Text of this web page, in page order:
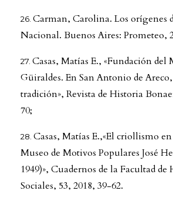
Carman, Carolina. Los orígenes
Nacional. Buenos Aires: Prometeo,
Casas, Matías E., «Fundación del
Güiraldes. En San Antonio de
tradición», Revista de Historia
70;
Casas, Matías E.,«El criollismo
Museo de Motivos Populares José
1949)», Cuadernos de la Facultad
Sociales, 53, 2018, 39-62.